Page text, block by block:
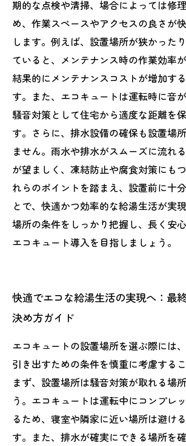
期的な点検や清掃、場合によっては修
め、作業スペースやアクセスの良さが
します。例えば、設置場所が狭かった
ていると、メンテナンス時の作業効率が
結果的にメンテナンスコストが増加す
す。また、エコキュートは運転時に音が
騒音対策として住宅から適度な距離を
す。さらに、排水設備の確保も設置場
ません。雨水や排水がスムーズに流れ
が望ましく、凍結防止や腐食対策にも
れらのポイントを踏まえ、設置前に十
とで、快適かつ効率的な給湯生活が実
場所の条件をしっかり把握し、長く安
エコキュート導入を目指しましょう。
快適でエコな給湯生活の実現へ：最
決め方ガイド
エコキュートの設置場所を選ぶ際には
引き出すための条件を慎重に考慮する
まず、設置場所は騒音対策が取れる場
う。エコキュートは運転中にコンプレ
るため、寝室や隣家に近い場所は避け
す。また、排水が確実にできる場所を